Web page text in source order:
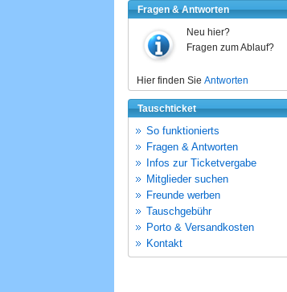
Fragen & Antworten
Neu hier?
Fragen zum Ablauf?
Hier finden Sie Antworten
Tauschticket
So funktionierts
Fragen & Antworten
Infos zur Ticketvergabe
Mitglieder suchen
Freunde werben
Tauschgebühr
Porto & Versandkosten
Kontakt